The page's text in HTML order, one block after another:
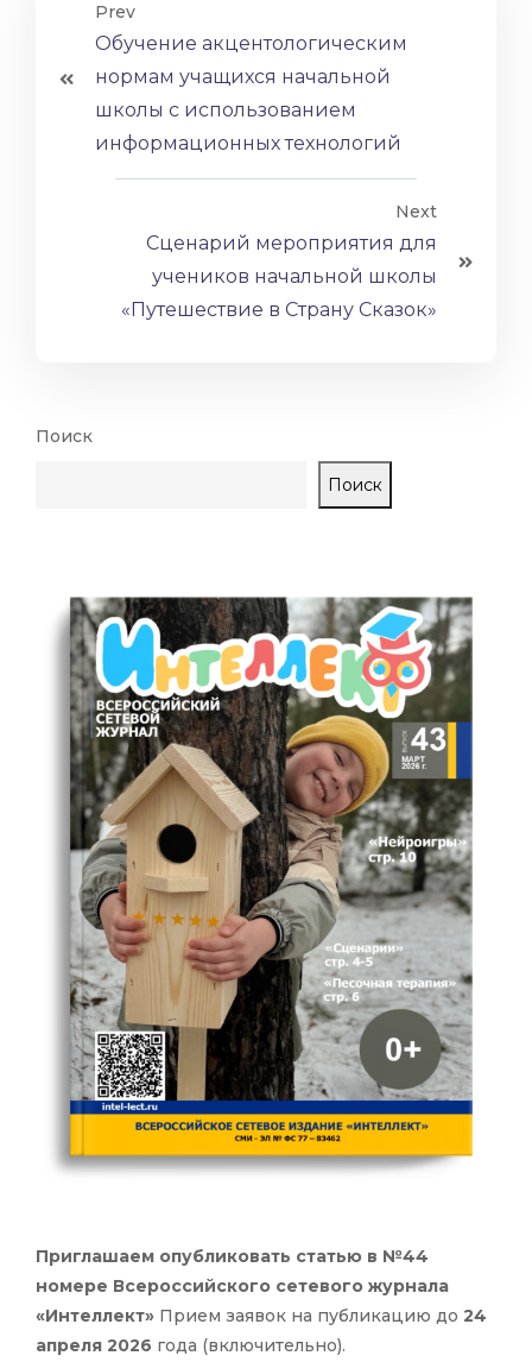
Prev
Обучение акцентологическим
нормам учащихся начальной
школы с использованием
информационных технологий
Next
Сценарий мероприятия для
учеников начальной школы
«Путешествие в Страну Сказок»
Поиск
Поиск
Приглашаем опубликовать статью в №44
номере Всероссийского сетевого журнала
«Интеллект» Прием заявок на публикацию до 24
апреля 2026 года (включительно).